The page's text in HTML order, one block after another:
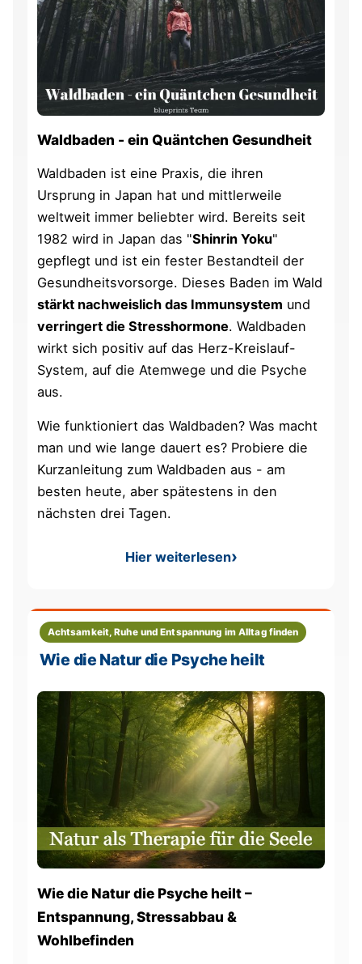
Waldbaden - ein Quäntchen Gesundheit
Waldbaden ist eine Praxis, die ihren
Ursprung in Japan hat und mittlerweile
weltweit immer beliebter wird. Bereits seit
1982 wird in Japan das "Shinrin Yoku"
gepflegt und ist ein fester Bestandteil der
Gesundheitsvorsorge. Dieses Baden im Wald
stärkt nachweislich das Immunsystem und
verringert die Stresshormone. Waldbaden
wirkt sich positiv auf das Herz-Kreislauf-
System, auf die Atemwege und die Psyche
aus.
Wie funktioniert das Waldbaden? Was macht
man und wie lange dauert es? Probiere die
Kurzanleitung zum Waldbaden aus - am
besten heute, aber spätestens in den
nächsten drei Tagen.
Hier weiterlesen: Waldbaden - ein
Achtsamkeit, Ruhe und Entspannung im Alltag finden
Wie die Natur die Psyche heilt
Wie die Natur die Psyche heilt –
Entspannung, Stressabbau &
Wohlbefinden